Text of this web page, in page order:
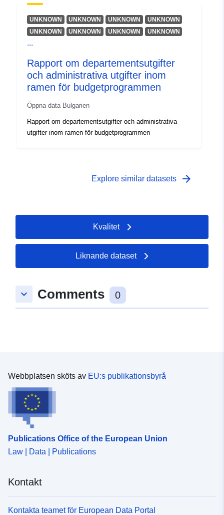
UNKNOWN UNKNOWN UNKNOWN
UNKNOWN
UNKNOWN
UNKNOWN UNKNOWN UNKNOWN
...
Rapport om departementsutgifter
och administrativa utgifter inom
ramen för budgetprogrammen
Öppna data Bulgarien
Rapport om departementsutgifter och administrativa
utgifter inom ramen för budgetprogrammen
Explore similar datasets arrow_forward
Kvalitet
Liknande dataset
keyboard_arrow_down Comments 0
Webbplatsen sköts av EU:s publikationsbyrå
Publications Office of the European Union
Law | Data | Publications
Kontakt
Kontakta teamet för European Data Portal